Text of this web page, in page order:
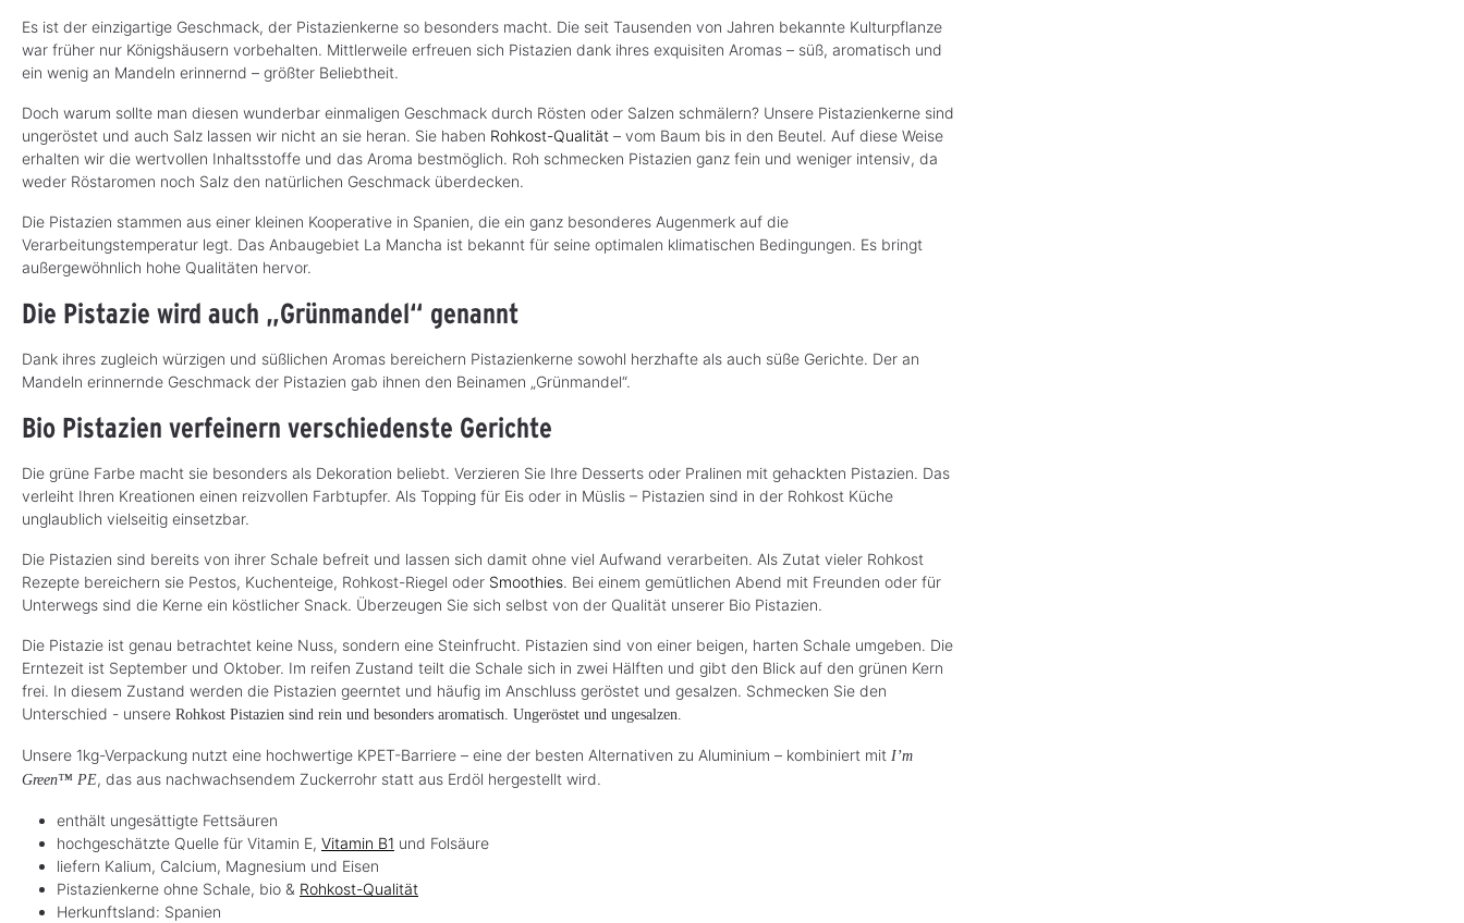
Es ist der einzigartige Geschmack, der Pistazienkerne so besonders macht. Die seit Tausenden von Jahren bekannte Kulturpflanze
war früher nur Königshäusern vorbehalten. Mittlerweile erfreuen sich Pistazien dank ihres exquisiten Aromas – süß, aromatisch und
ein wenig an Mandeln erinnernd – größter Beliebtheit.
Doch warum sollte man diesen wunderbar einmaligen Geschmack durch Rösten oder Salzen schmälern? Unsere Pistazienkerne sind
ungeröstet und auch Salz lassen wir nicht an sie heran. Sie haben Rohkost-Qualität – vom Baum bis in den Beutel. Auf diese Weise
erhalten wir die wertvollen Inhaltsstoffe und das Aroma bestmöglich. Roh schmecken Pistazien ganz fein und weniger intensiv, da
weder Röstaromen noch Salz den natürlichen Geschmack überdecken.
Die Pistazien stammen aus einer kleinen Kooperative in Spanien, die ein ganz besonderes Augenmerk auf die
Verarbeitungstemperatur legt. Das Anbaugebiet La Mancha ist bekannt für seine optimalen klimatischen Bedingungen. Es bringt
außergewöhnlich hohe Qualitäten hervor.
Die Pistazie wird auch „Grünmandel“ genannt
Dank ihres zugleich würzigen und süßlichen Aromas bereichern Pistazienkerne sowohl herzhafte als auch süße Gerichte. Der an
Mandeln erinnernde Geschmack der Pistazien gab ihnen den Beinamen „Grünmandel“.
Bio Pistazien verfeinern verschiedenste Gerichte
Die grüne Farbe macht sie besonders als Dekoration beliebt. Verzieren Sie Ihre Desserts oder Pralinen mit gehackten Pistazien. Das
verleiht Ihren Kreationen einen reizvollen Farbtupfer. Als Topping für Eis oder in Müslis – Pistazien sind in der Rohkost Küche
unglaublich vielseitig einsetzbar.
Die Pistazien sind bereits von ihrer Schale befreit und lassen sich damit ohne viel Aufwand verarbeiten. Als Zutat vieler Rohkost
Rezepte bereichern sie Pestos, Kuchenteige, Rohkost-Riegel oder Smoothies. Bei einem gemütlichen Abend mit Freunden oder für
Unterwegs sind die Kerne ein köstlicher Snack. Überzeugen Sie sich selbst von der Qualität unserer Bio Pistazien.
Die Pistazie ist genau betrachtet keine Nuss, sondern eine Steinfrucht. Pistazien sind von einer beigen, harten Schale umgeben. Die
Erntezeit ist September und Oktober. Im reifen Zustand teilt die Schale sich in zwei Hälften und gibt den Blick auf den grünen Kern
frei. In diesem Zustand werden die Pistazien geerntet und häufig im Anschluss geröstet und gesalzen. Schmecken Sie den
Unterschied - unsere Rohkost Pistazien sind rein und besonders aromatisch. Ungeröstet und ungesalzen.
Unsere 1kg-Verpackung nutzt eine hochwertige KPET-Barriere – eine der besten Alternativen zu Aluminium – kombiniert mit I’m
Green™ PE, das aus nachwachsendem Zuckerrohr statt aus Erdöl hergestellt wird.
enthält ungesättigte Fettsäuren
hochgeschätzte Quelle für Vitamin E, Vitamin B1 und Folsäure
liefern Kalium, Calcium, Magnesium und Eisen
Pistazienkerne ohne Schale, bio & Rohkost-Qualität
Herkunftsland: Spanien